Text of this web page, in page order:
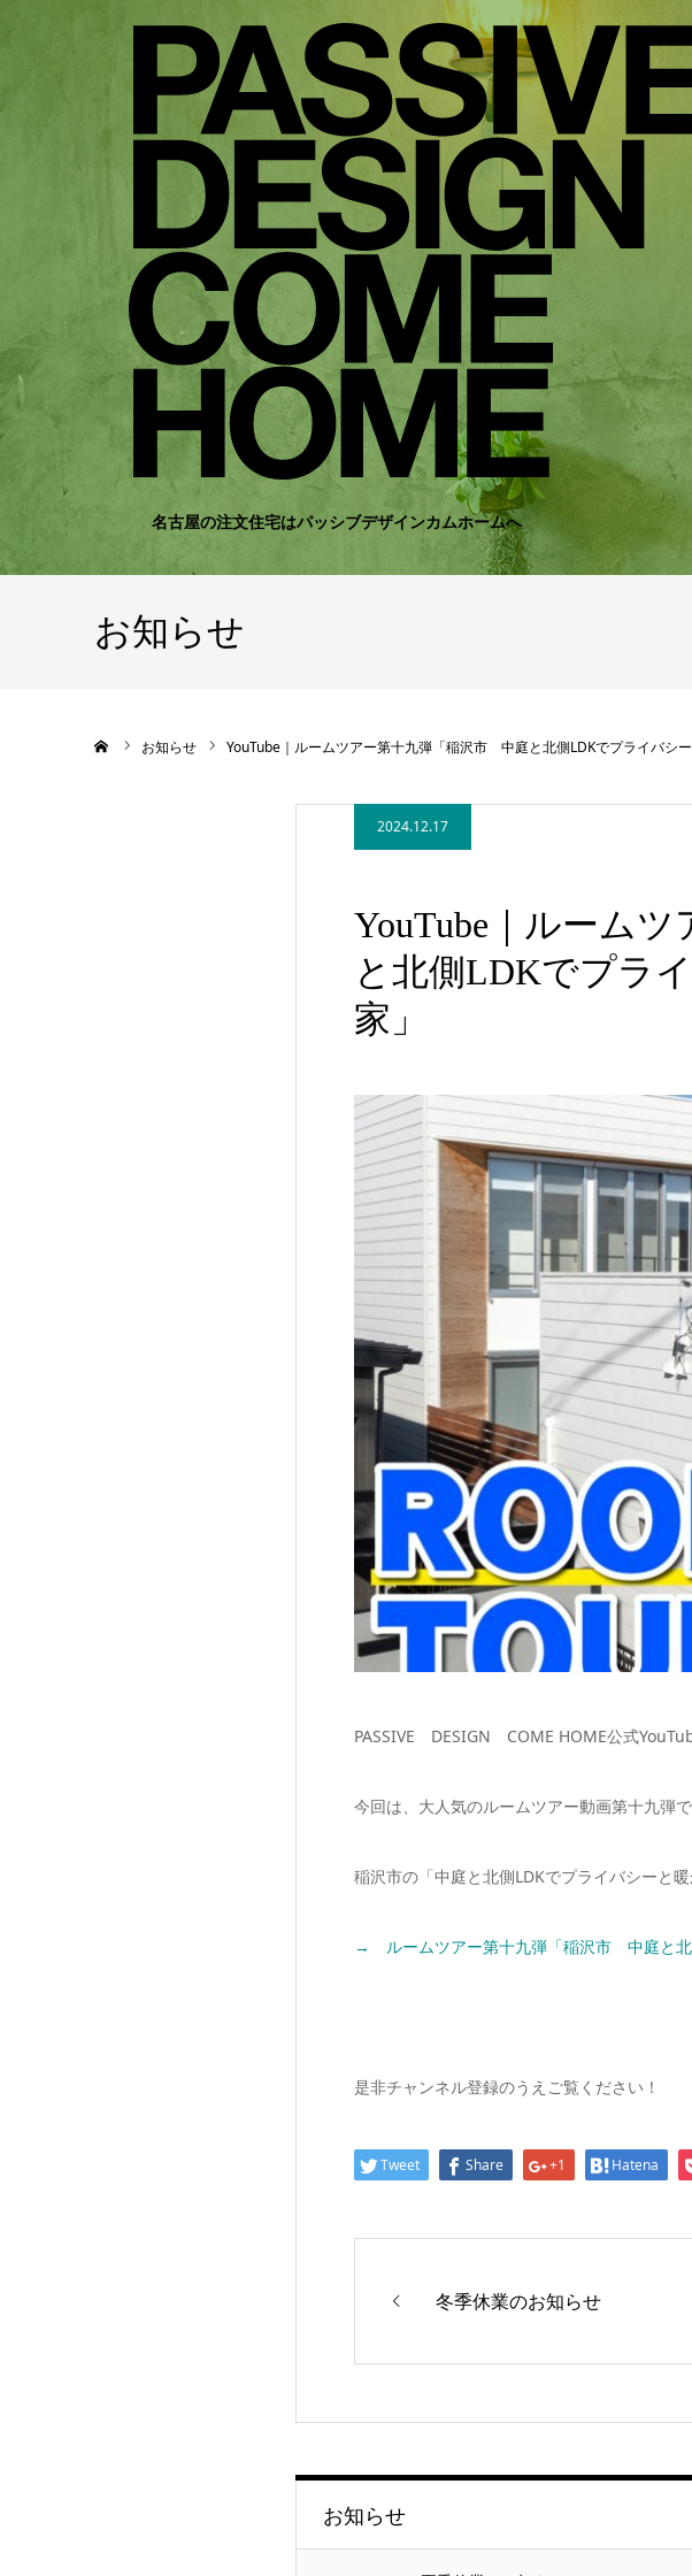
名古屋の注文住宅はパッシブデザインカムホームへ
お知らせ
お知らせ YouTube｜ルームツアー第十九弾「稲沢市 中庭と北側LDKでプライバシー
2024.12.17
YouTube｜ルーム
と北側LDKでプラ
家」
PASSIVE DESIGN COME HOME公式
今回は、大人気のルームツアー動画第十九弾で
稲沢市の「中庭と北側LDKでプライバシーと
→ ルームツアー第十九弾「稲沢市 中庭と北
是非チャンネル登録のうえご覧ください！
Tweet Share +1 Hatena
冬季休業のお知らせ
お知らせ